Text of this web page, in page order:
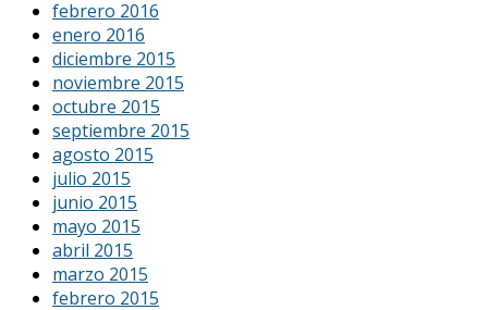
febrero 2016
enero 2016
diciembre 2015
noviembre 2015
octubre 2015
septiembre 2015
agosto 2015
julio 2015
junio 2015
mayo 2015
abril 2015
marzo 2015
febrero 2015